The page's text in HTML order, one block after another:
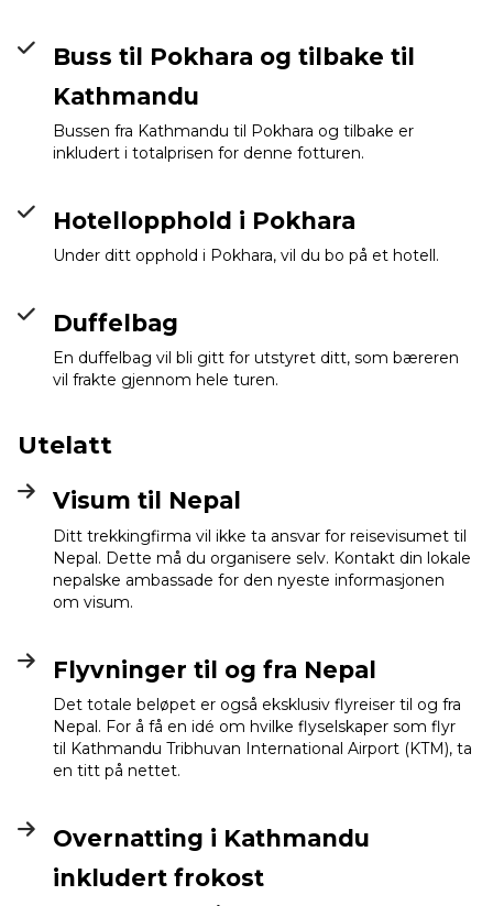
Buss til Pokhara og tilbake til
Kathmandu
Bussen fra Kathmandu til Pokhara og tilbake er
inkludert i totalprisen for denne fotturen.
Hotellopphold i Pokhara
Under ditt opphold i Pokhara, vil du bo på et hotell.
Duffelbag
En duffelbag vil bli gitt for utstyret ditt, som bæreren
vil frakte gjennom hele turen.
Utelatt
Visum til Nepal
Ditt trekkingfirma vil ikke ta ansvar for reisevisumet til
Nepal. Dette må du organisere selv. Kontakt din lokale
nepalske ambassade for den nyeste informasjonen
om visum.
Flyvninger til og fra Nepal
Det totale beløpet er også eksklusiv flyreiser til og fra
Nepal. For å få en idé om hvilke flyselskaper som flyr
til Kathmandu Tribhuvan International Airport (KTM), ta
en titt på nettet.
Overnatting i Kathmandu
inkludert frokost